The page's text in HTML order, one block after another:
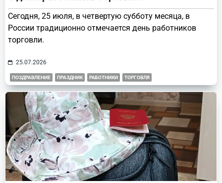
Сегодня, 25 июля, в четвертую субботу месяца, в
России традиционно отмечается день работников
торговли.
25.07.2026
ПОЗДРАВЛЕНИЕ ПРАЗДНИК РАБОТНИКИ ТОРГОВЛЯ